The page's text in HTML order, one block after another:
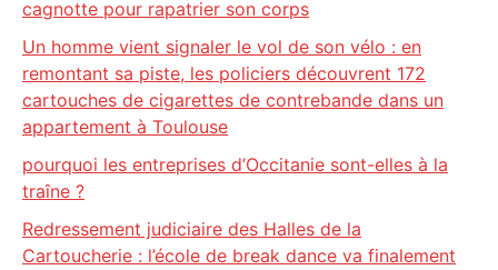
cagnotte pour rapatrier son corps
Un homme vient signaler le vol de son vélo : en
remontant sa piste, les policiers découvrent 172
cartouches de cigarettes de contrebande dans un
appartement à Toulouse
pourquoi les entreprises d’Occitanie sont-elles à la
traîne ?
Redressement judiciaire des Halles de la
Cartoucherie : l’école de break dance va finalement